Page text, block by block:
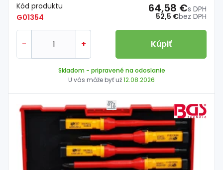
Kód produktu
G01354
52,5 €bez DPH
64,58 €s DPH
- + Kúpiť
Skladom - pripravené na odoslanie
U vás môže byť už12.08.2026